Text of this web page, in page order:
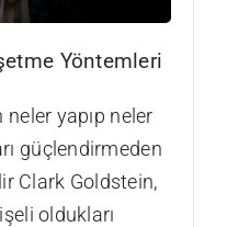
Yöntemleri
neler yapıp neler
güçlendirmeden
Clark Goldstein,
oldukları